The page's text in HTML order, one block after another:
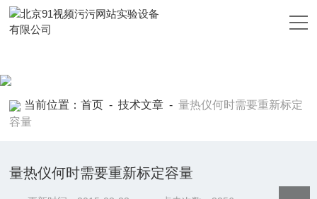
91视频污污网站,91视频污版下载,91视频黄色靠逼APP,91视频污污
污污
当前位置：首页 -技术文章 -量热仪何时需要重新标定
容量
量热仪何时需要重新标定容量